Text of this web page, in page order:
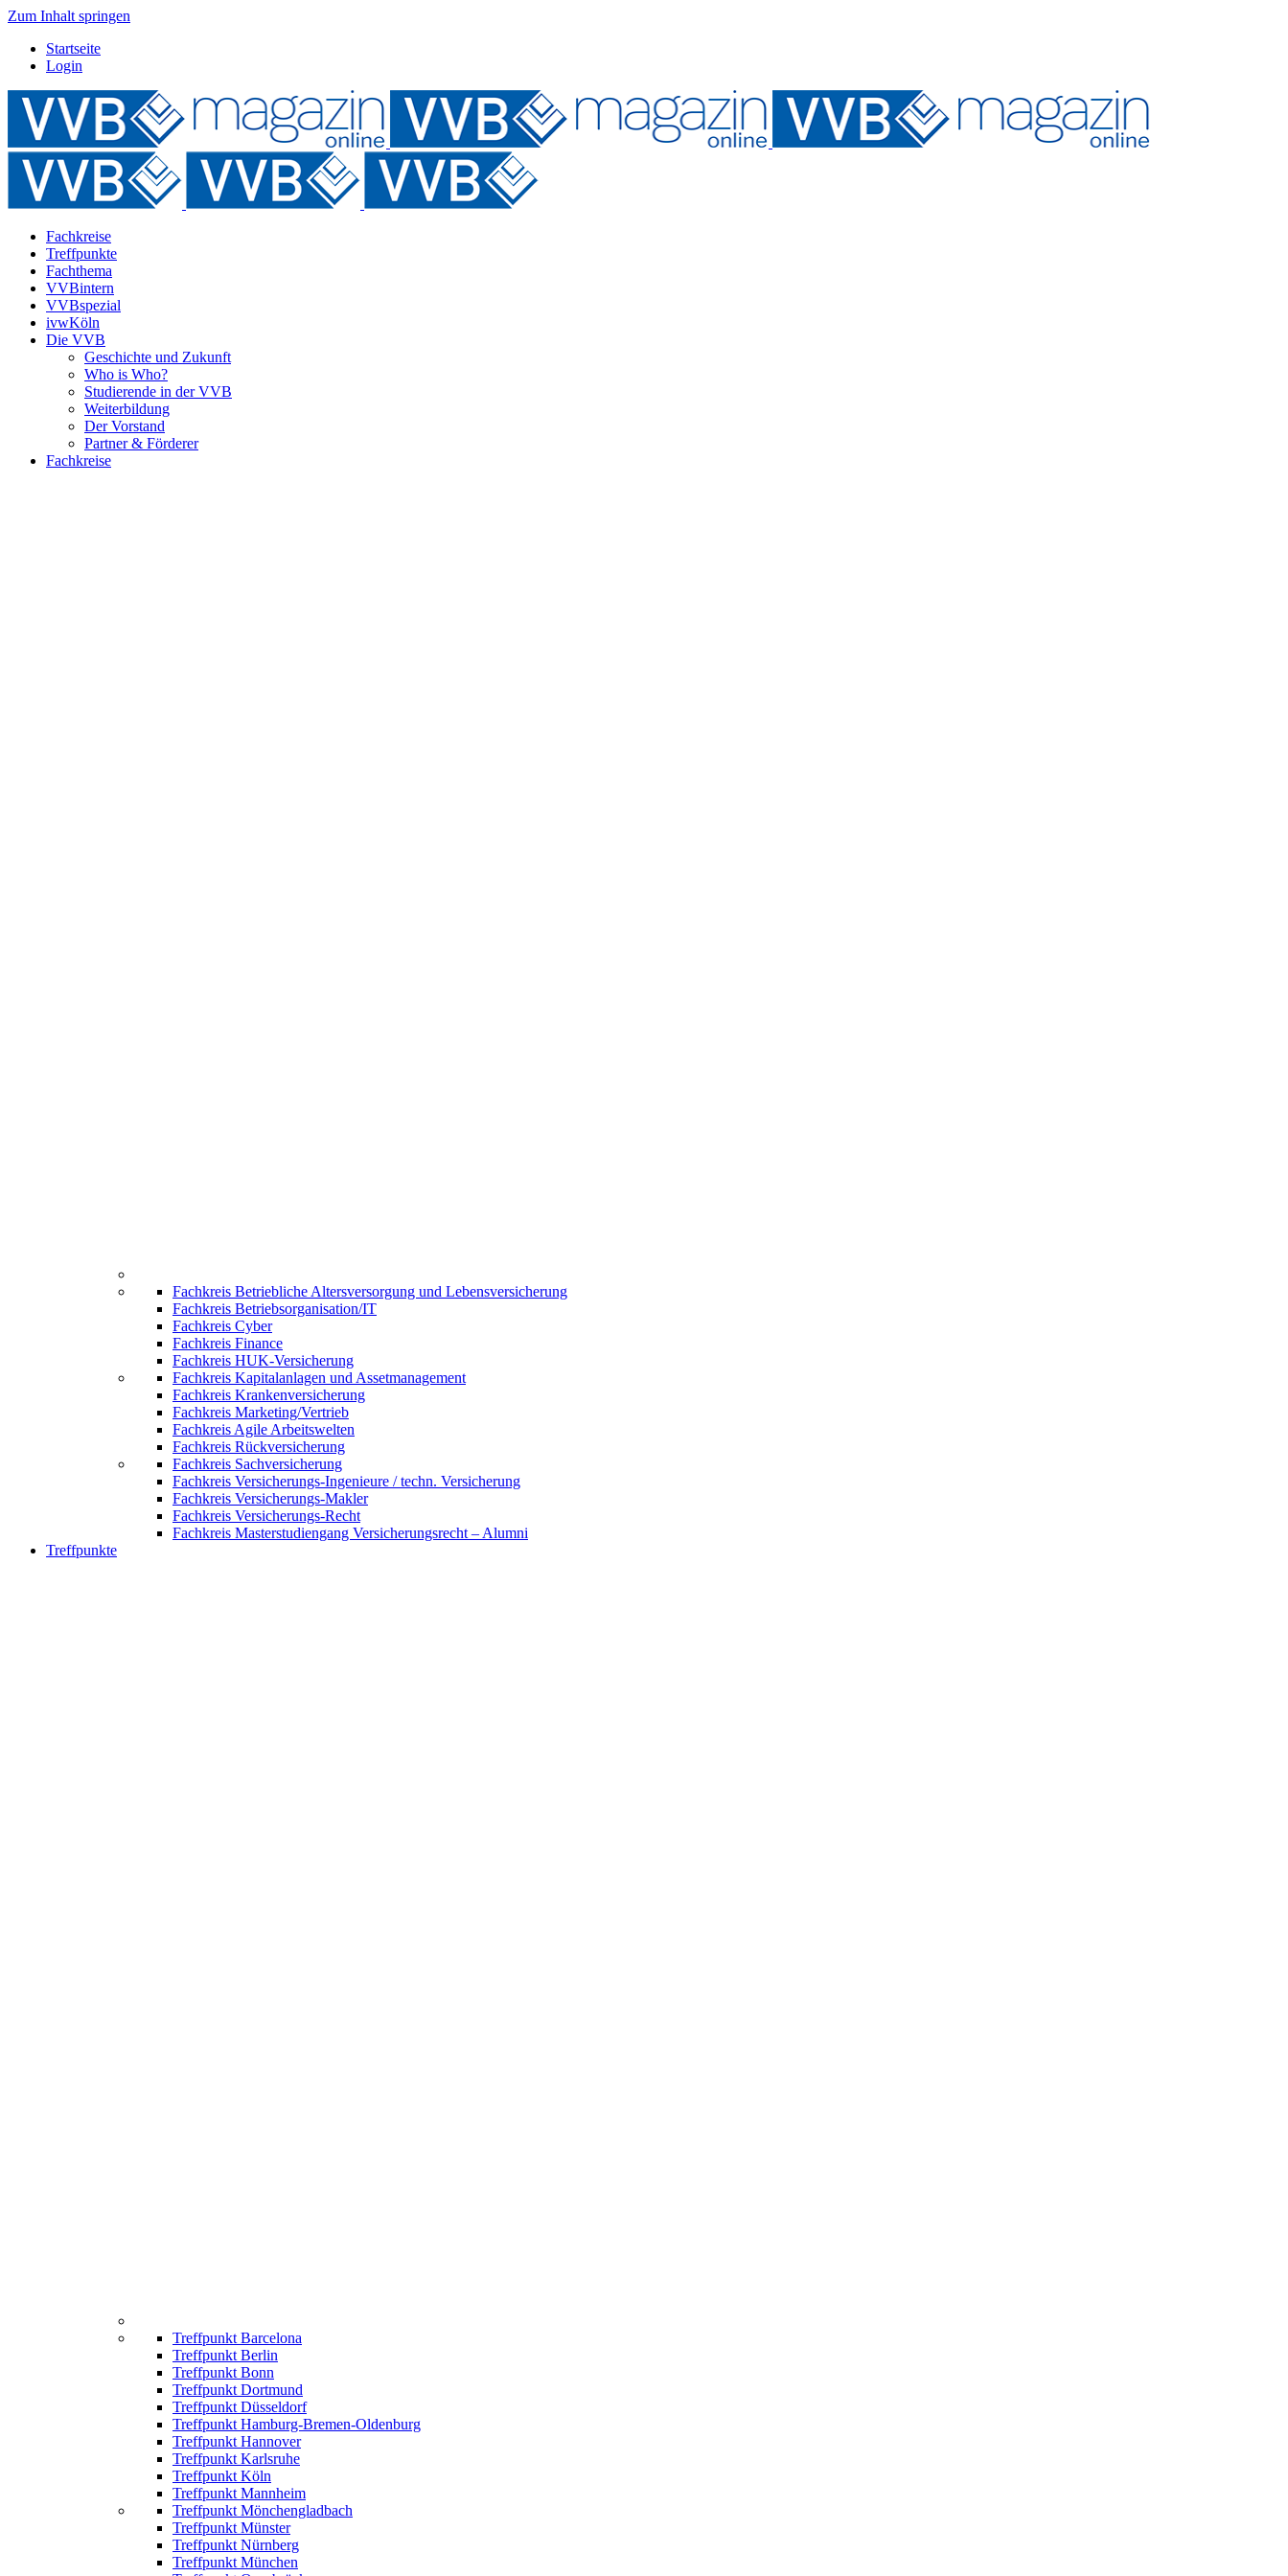
Zum Inhalt springen
Startseite
Login
Fachkreise
Treffpunkte
Fachthema
VVBintern
VVBspezial
ivwKöln
Die VVB
Geschichte und Zukunft
Who is Who?
Studierende in der VVB
Weiterbildung
Der Vorstand
Partner & Förderer
Fachkreise
Fachkreis Betriebliche Altersversorgung und Lebensversicherung
Fachkreis Betriebsorganisation/IT
Fachkreis Cyber
Fachkreis Finance
Fachkreis HUK-Versicherung
Fachkreis Kapitalanlagen und Assetmanagement
Fachkreis Krankenversicherung
Fachkreis Marketing/Vertrieb
Fachkreis Agile Arbeitswelten
Fachkreis Rückversicherung
Fachkreis Sachversicherung
Fachkreis Versicherungs-Ingenieure / techn. Versicherung
Fachkreis Versicherungs-Makler
Fachkreis Versicherungs-Recht
Fachkreis Masterstudiengang Versicherungsrecht – Alumni
Treffpunkte
Treffpunkt Barcelona
Treffpunkt Berlin
Treffpunkt Bonn
Treffpunkt Dortmund
Treffpunkt Düsseldorf
Treffpunkt Hamburg-Bremen-Oldenburg
Treffpunkt Hannover
Treffpunkt Karlsruhe
Treffpunkt Köln
Treffpunkt Mannheim
Treffpunkt Mönchengladbach
Treffpunkt Münster
Treffpunkt Nürnberg
Treffpunkt München